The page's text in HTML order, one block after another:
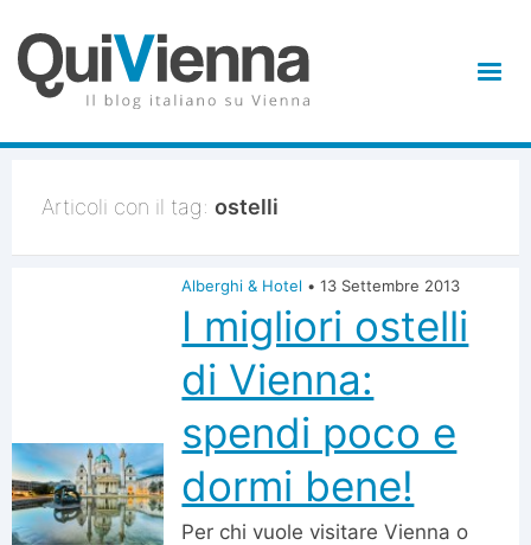
Articoli con il tag: ostelli
Alberghi & Hotel • 13 Settembre 2013
I migliori ostelli
di Vienna:
spendi poco e
dormi bene!
Per chi vuole visitare Vienna o